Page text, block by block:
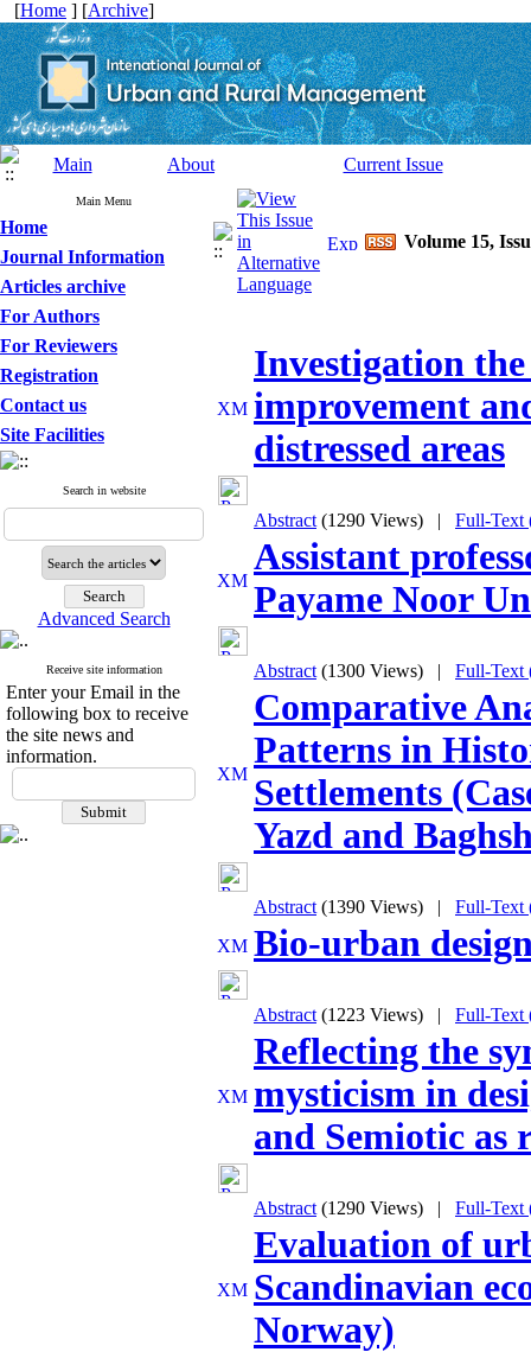
[Home ] [Archive]
Main About Current Issue
Main Menu
Home
Journal Information
Articles archive
For Authors
For Reviewers
Registration
Contact us
Site Facilities
Search in website
Advanced Search
Receive site information
Enter your Email in the
following box to receive
the site news and
information.
Investigation
improvement
distressed areas
Abstract (1290 Views) | Full-Text
Assistant
Payame Noor
Abstract (1300 Views) | Full-Text
Comparative
Patterns in
Settlements
Yazd and
Abstract (1390 Views) | Full-Text
Bio-urban
Abstract (1223 Views) | Full-Text
Reflecting the
mysticism in
and Semiotic as
Abstract (1290 Views) | Full-Text
Evaluation of
Scandinavian
Norway)